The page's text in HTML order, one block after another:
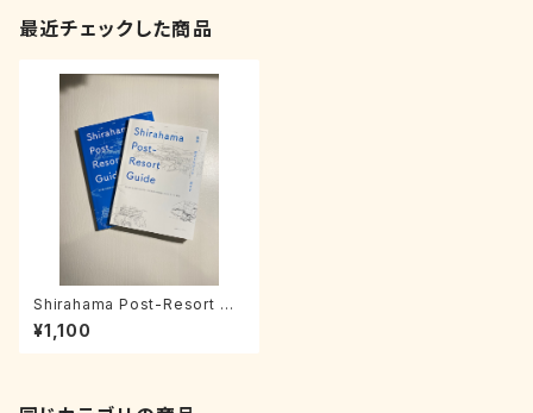
最近チェックした商品
Shirahama Post-Resort Gui
de
¥1,100